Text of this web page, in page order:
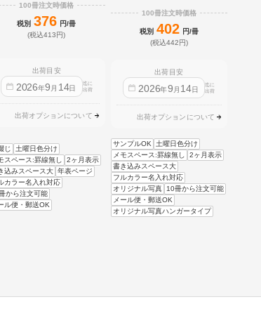
100冊注文時価格
税別 376 円/冊
(税込413円)
出荷目安
2026年9 月 14日
迄に
出荷
出荷オプションについて
じ
土曜日色分け
スペース:罫線無し
2ヶ月表示
込みスペース大 年表ページ
カラー名入れ対応
から注文可能
ル便・郵送OK
100冊注文時価格
税別 402 円/冊
(税込442円)
出荷目安
2026年9 月 14日
迄に
出荷
出荷オプションについて
サンプルOK 土曜日色分け
メモスペース:罫線無し
2ヶ月表示
書き込みスペース大
フルカラー名入れ対応
オリジナル写真 10冊から注文可能
メール便・郵送OK
オリジナル写真ハンガータイプ